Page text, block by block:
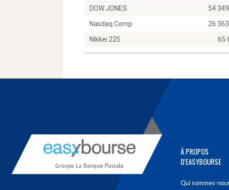
DOW JONES
54
Nasdaq Comp
26
Nikkei 225
65
À PROPOS
D'EASYBOURSE
Qui sommes-